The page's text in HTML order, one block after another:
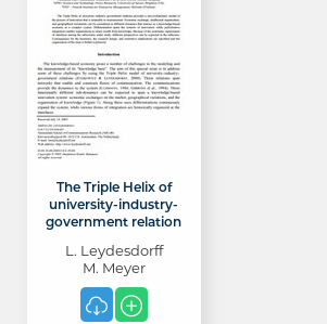
The Triple Helix of
university-industry-
government relation
L. Leydesdorff
M. Meyer